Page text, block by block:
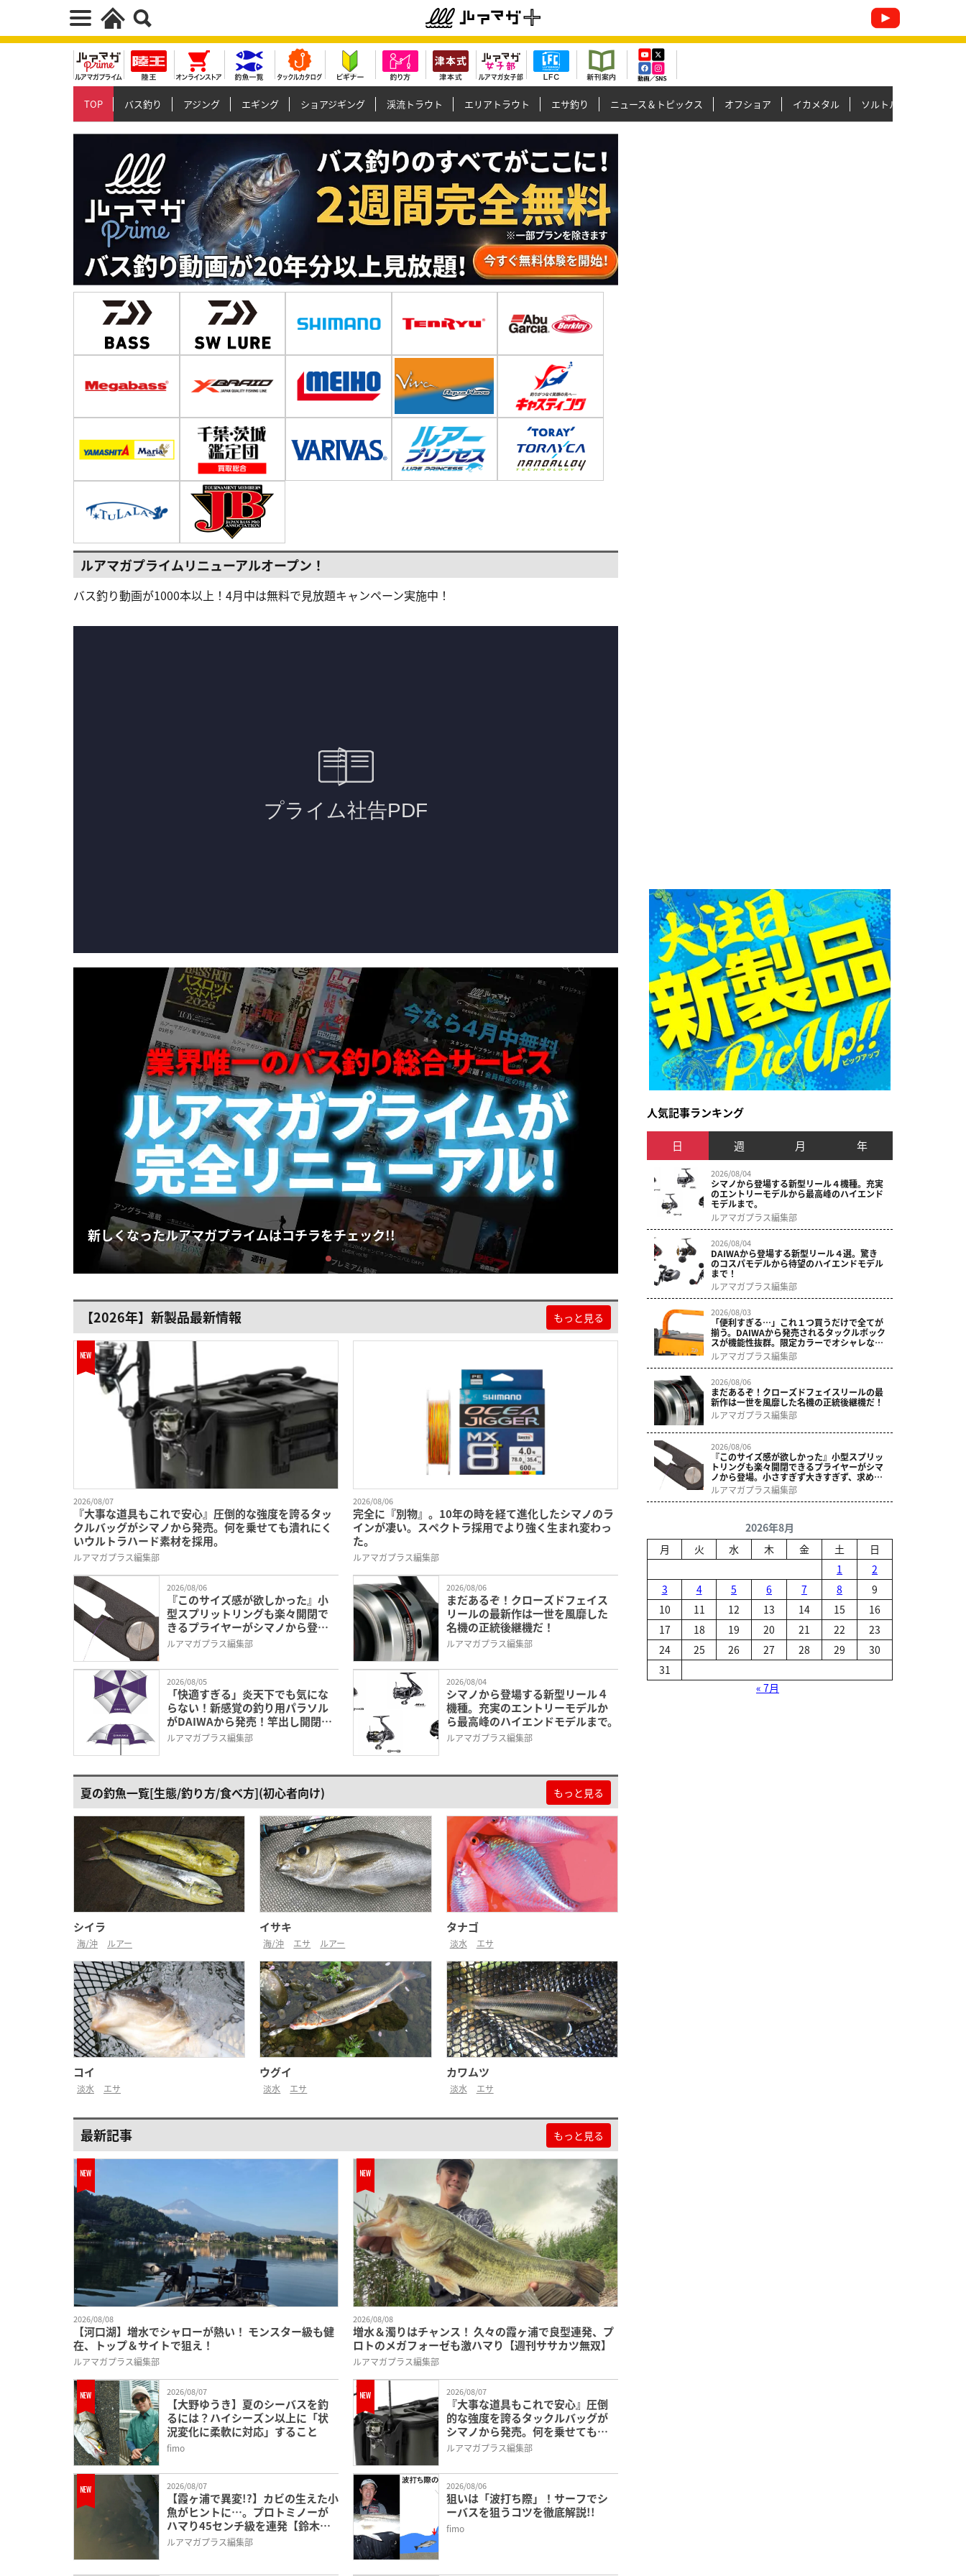
TOP バス釣り アジング エギング ショアジギング 渓流トラウト エリアトラウト エサ釣り ニュース＆トピックス オフショア イカメタル ソルトルアー
ルアマガプライムリニューアルオープン！
バス釣り動画が1000本以上！4月中は無料で見放題キャンペーン実施中！
【令和の最新トップウォーターテクニック】ルアーマガジン9月号発売！【陸王2026第1
戦】
【エリアトラウト究極本】鱒王7 発売！【状況打破のロ
【2026年】新製品最新情報 もっと見る
2026/08/07
『大事な道具もこれで安心』圧倒的な強度を誇るタッ
クルバッグがシマノから発売。何を乗せても潰れにく
いウルトラハード素材を採用。
ルアマガプラス編集部
2026/08/06
完全に『別物』。10年の時を経て進化したシマノのラ
インが凄い。スペクトラ採用でより強く生まれ変わっ
た。
ルアマガプラス編集部
2026/08/06
『このサイズ感が欲しかった』小
型スプリットリングも楽々開閉で
きるプライヤーがシマノから登
場。小さすぎず大きすぎず、求めて
ルアマガプラス編集部
2026/08/06
まだあるぞ！クローズドフェイス
リールの最新作は一世を風靡した
名機の正統後継機だ！
ルアマガプラス編集部
2026/08/05
「快適すぎる」炎天下でも気にな
らない！新感覚の釣り用パラソル
がDAIWAから発売！竿出し開閉パ
ネル採用で釣りの邪魔にもならな
ルアマガプラス編集部
2026/08/04
シマノから登場する新型リール４
機種。充実のエントリーモデルか
ら最高峰のハイエンドモデルまで。
ルアマガプラス編集部
夏の釣魚一覧[生態/釣り方/食べ方](初心者向け) もっと見る
シイラ
海/沖 ルアー
イサキ
海/沖 エサ ルアー
タナゴ
淡水 エサ
コイ
淡水 エサ
ウグイ
淡水 エサ
カワムツ
淡水 エサ
最新記事 もっと見る
2026/08/08
【河口湖】増水でシャローが熱い！ モンスター級も健
在、トップ＆サイトで狙え！
ルアマガプラス編集部
2026/08/08
増水＆濁りはチャンス！ 久々の霞ヶ浦で良型連発、プ
ロトのメガフォーゼも激ハマり【週刊ササカツ無双】
ルアマガプラス編集部
2026/08/07
【大野ゆうき】夏のシーバスを釣
るには？ハイシーズン以上に「状
況変化に柔軟に対応」すること
fimo
2026/08/07
『大事な道具もこれで安心』圧倒
的な強度を誇るタックルバッグが
シマノから発売。何を乗せても潰
れにくいウルトラハード素材を採
ルアマガプラス編集部
2026/08/07
【霞ヶ浦で異変!?】カビの生えた小
魚がヒントに…。プロトミノーが
ハマり45センチ級を連発【鈴木翔
のIT’S SHO TIME !!!】
ルアマガプラス編集部
2026/08/06
狙いは「波打ち際」！サーフでシ
ーバスを狙うコツを徹底解説!!
fimo
人気記事ランキング
日 週 月 年
2026/08/04
シマノから登場する新型リール４機種。充実
のエントリーモデルから最高峰のハイエンド
モデルまで。
ルアマガプラス編集部
2026/08/04
DAIWAから登場する新型リール４選。驚き
のコスパモデルから待望のハイエンドモデル
まで！
ルアマガプラス編集部
2026/08/03
「便利すぎる…」これ１つ買うだけで全てが
揃う。DAIWAから発売されるタックルボック
スが機能性抜群。限定カラーでオシャレなデ
ザインに。
ルアマガプラス編集部
2026/08/06
まだあるぞ！クローズドフェイスリールの最
新作は一世を風靡した名機の正統後継機だ！
ルアマガプラス編集部
2026/08/06
『このサイズ感が欲しかった』小型スプリッ
トリングも楽々開閉できるプライヤーがシマ
ノから登場。小さすぎず大きすぎず、求めて
いた使いやすさ。
ルアマガプラス編集部
2026年8月
月
火 水 木 金 土
日
1
2
3
4 5 6 7 8
9
10
11 12 13 14 15
16
17
18 19 20 21 22
23
24
25 26 27 28 29
30
31
« 7月